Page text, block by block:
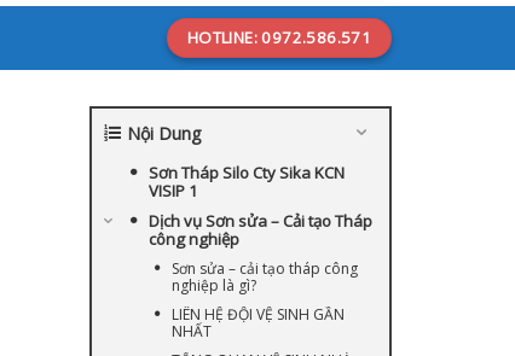
HOTLINE: 0972.586.571
Nội Dung
Sơn Tháp Silo Cty Sika KCN
VISIP 1
Dịch vụ Sơn sửa – Cải tạo Tháp
công nghiệp
Sơn sửa – cải tạo tháp công
nghiệp là gì?
LIÊN HỆ ĐỘI VỆ SINH GẦN
NHẤT